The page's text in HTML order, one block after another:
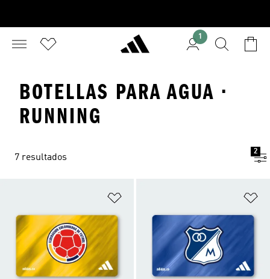
1
BOTELLAS PARA AGUA ·
RUNNING
7 resultados
2